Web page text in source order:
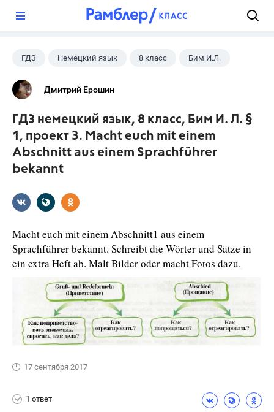
ГДЗ Немецкий язык 8 класс Бим И.Л.
Дмитрий Ерошин
ГДЗ немецкий язык, 8 класс, Бим И. Л. §
1, проект 3. Macht euch mit einem
Abschnitt aus einem Sprachführer
bekannt
Macht euch mit einem Abschnitt1 aus einem
Sprachführer bekannt. Schreibt die Wörter und Sätze in
ein extra Heft ab. Malt Bilder oder macht Fotos dazu.
17 сентября 2017
1 ответ